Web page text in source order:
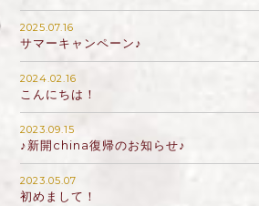
2025.07.16
サマーキャンペーン♪
2024.02.16
こんにちは！
2023.09.15
♪新開china復帰のお知らせ♪
2023.05.07
初めまして！